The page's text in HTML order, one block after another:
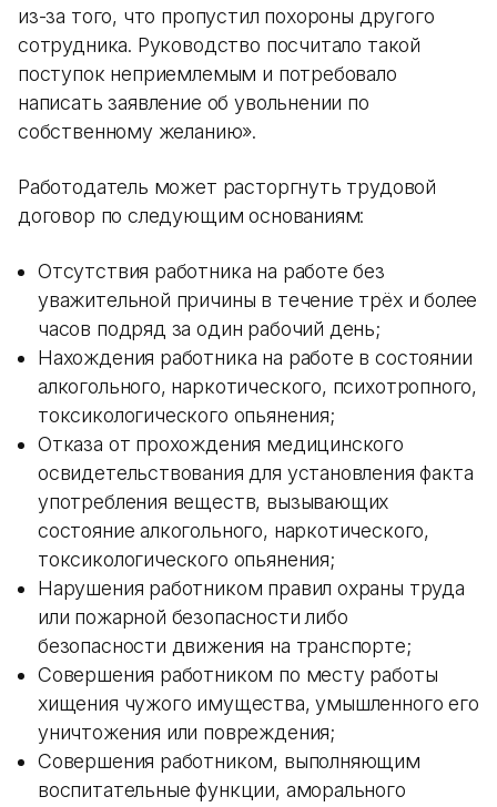
из-за того, что пропустил похороны другого
сотрудника. Руководство посчитало такой
поступок неприемлемым и потребовало
написать заявление об увольнении по
собственному желанию».
Работодатель может расторгнуть трудовой
договор по следующим основаниям:
Отсутствия работника на работе без
уважительной причины в течение трёх и более
часов подряд за один рабочий день;
Нахождения работника на работе в состоянии
алкогольного, наркотического, психотропного,
токсикологического опьянения;
Отказа от прохождения медицинского
освидетельствования для установления факта
употребления веществ, вызывающих
состояние алкогольного, наркотического,
токсикологического опьянения;
Нарушения работником правил охраны труда
или пожарной безопасности либо
безопасности движения на транспорте;
Совершения работником по месту работы
хищения чужого имущества, умышленного его
уничтожения или повреждения;
Совершения работником, выполняющим
воспитательные функции, аморального